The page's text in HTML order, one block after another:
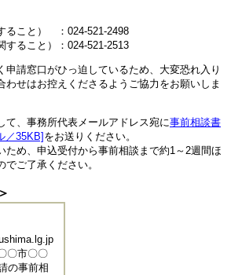
こと） ：024-521-2498
すること）：024-521-2513
請窓口がひっ迫しているため、大変恐れ入り
わせはお控えくださるようご協力をお願いしま
て、事務所代表メールアドレス宛に事前相談書
／35KB] をお送りください。
ため、申込受付から事前相談まで約1～2週間ほ
ご了承ください。
〇市〇〇
の事前相